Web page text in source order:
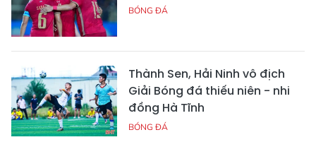
BÓNG ĐÁ
Thành Sen, Hải Ninh vô địch
Giải Bóng đá thiếu niên - nhi
đồng Hà Tĩnh
BÓNG ĐÁ